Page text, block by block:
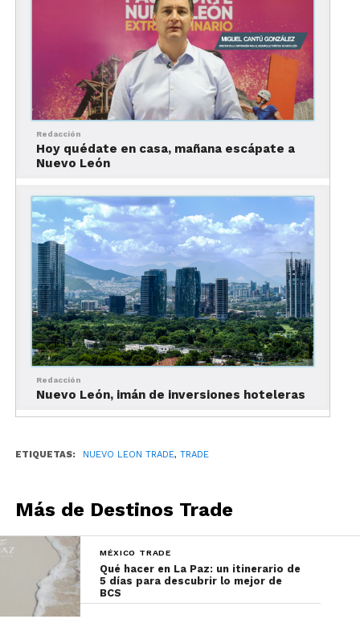
En los próximos años, Nuevo León, explica
esfuerzo que la Corporación que preside junto con
la OCV de Monterrey han realizado en los últimos
años para ganar eventos de talla internacional.
Entre los eventos que se llevarán a cabo en la
entidad, sobresalen elInternational Conference
on Eating Disorders, el 52Congreso Nacional de
la Sociedad Matemática Mexicana,Congreso
Nacional de Ortopedia y Traumatología.
Además, se realizará, en el 2020, elAutomobile
Monterrey.
Academy of Cytologyy delCongreso Mexicano
Nuevo León ha sido sede de grandes eventos
internacionales comoIronman 70.3, elCongreso
Mexicano de Ginecología y Obstetricia.
Redacción
Hoy quédate en casa, mañana escápate a
Nuevo León
Redacción
Nuevo León, imán de inversiones hoteleras
ETIQUETAS: NUEVO LEON TRADE, TRADE
Más de Destinos Trade
MÉXICO TRADE
Qué hacer en La Paz: un itinerario de
5 días para descubrir lo mejor de
BCS